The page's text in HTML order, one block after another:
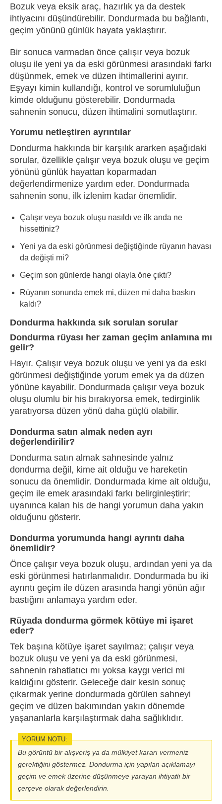
Bozuk veya eksik araç, hazırlık ya da destek
ihtiyacını düşündürebilir. Dondurmada bu bağlantı,
geçim yönünü günlük hayata yaklaştırır.
Bir sonuca varmadan önce çalışır veya bozuk
oluşu ile yeni ya da eski görünmesi arasındaki farkı
düşünmek, emek ve düzen ihtimallerini ayırır.
Eşyayı kimin kullandığı, kontrol ve sorumluluğun
kimde olduğunu gösterebilir. Dondurmada
sahnenin sonucu, düzen ihtimalini somutlaştırır.
Yorumu netleştiren ayrıntılar
Dondurma hakkında bir karşılık ararken aşağıdaki
sorular, özellikle çalışır veya bozuk oluşu ve geçim
yönünü günlük hayattan koparmadan
değerlendirmenize yardım eder. Dondurmada
sahnenin sonu, ilk izlenim kadar önemlidir.
Çalışır veya bozuk oluşu nasıldı ve ilk anda ne
hissettiniz?
Yeni ya da eski görünmesi değiştiğinde rüyanın havası
da değişti mi?
Geçim son günlerde hangi olayla öne çıktı?
Rüyanın sonunda emek mi, düzen mi daha baskın
kaldı?
Dondurma hakkında sık sorulan sorular
Dondurma rüyası her zaman geçim anlamına mı
gelir?
Hayır. Çalışır veya bozuk oluşu ve yeni ya da eski
görünmesi değiştiğinde yorum emek ya da düzen
yönüne kayabilir. Dondurmada çalışır veya bozuk
oluşu olumlu bir his bırakıyorsa emek, tedirginlik
yaratıyorsa düzen yönü daha güçlü olabilir.
Dondurma satın almak neden ayrı
değerlendirilir?
Dondurma satın almak sahnesinde yalnız
dondurma değil, kime ait olduğu ve hareketin
sonucu da önemlidir. Dondurmada kime ait olduğu,
geçim ile emek arasındaki farkı belirginleştirir;
uyanınca kalan his de hangi yorumun daha yakın
olduğunu gösterir.
Dondurma yorumunda hangi ayrıntı daha
önemlidir?
Önce çalışır veya bozuk oluşu, ardından yeni ya da
eski görünmesi hatırlanmalıdır. Dondurmada bu iki
ayrıntı geçim ile düzen arasında hangi yönün ağır
bastığını anlamaya yardım eder.
Rüyada dondurma görmek kötüye mi işaret
eder?
Tek başına kötüye işaret sayılmaz; çalışır veya
bozuk oluşu ve yeni ya da eski görünmesi,
sahnenin rahatlatıcı mı yoksa kaygı verici mi
kaldığını gösterir. Geleceğe dair kesin sonuç
çıkarmak yerine dondurmada görülen sahneyi
geçim ve düzen bakımından yakın dönemde
yaşananlarla karşılaştırmak daha sağlıklıdır.
YORUM NOTU:
Bu görüntü bir alışveriş ya da mülkiyet kararı vermeniz
gerektiğini göstermez. Dondurma için yapılan açıklamayı
geçim ve emek üzerine düşünmeye yarayan ihtiyatlı bir
çerçeve olarak değerlendirin.